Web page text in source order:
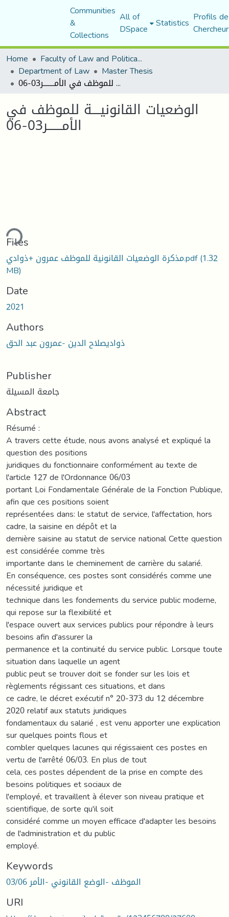
Communities
&
Collections
All of
DSpace Statistics Profils
Home
Faculty of Law and Political Science
Department of Law Master Thesis
الوضعیات القانونیــــة للموظف في الأمـــــــر03-06
الوضعیات القانونیــــة للموظف في
الأمـــــــر03-06
Files
مذكرة الوضعيات القانونية للموظف عمرون +ذوادي.pdf(1.32
MB)
Date
2021
Authors
ذواديصلاح الدین -عمرون عبد الحق
Publisher
جامعة المسيلة
Abstract
Résumé :
A travers cette étude, nous avons analysé et expliqué la
question des positions
juridiques du fonctionnaire conformément au texte de
l'article 127 de l'Ordonnance 06/03
portant Loi Fondamentale Générale de la Fonction Publique,
afin que ces positions soient
représentées dans: le statut de service, l'affectation, hors
cadre, la saisine en dépôt et la
dernière saisine au statut de service national Cette question
est considérée comme très
importante dans le cheminement de carrière du salarié.
En conséquence, ces postes sont considérés comme une
nécessité juridique et
technique dans les fondements du service public moderne,
qui repose sur la flexibilité et
l'espace ouvert aux services publics pour répondre à leurs
besoins afin d'assurer la
permanence et la continuité du service public. Lorsque toute
situation dans laquelle un agent
public peut se trouver doit se fonder sur les lois et
règlements régissant ces situations, et dans
ce cadre, le décret exécutif n° 20-373 du 12 décembre
2020 relatif aux statuts juridiques
fondamentaux du salarié , est venu apporter une explication
sur quelques points flous et
combler quelques lacunes qui régissaient ces postes en
vertu de l'arrêté 06/03. En plus de tout
cela, ces postes dépendent de la prise en compte des
besoins politiques et sociaux de
l'employé, et travaillent à élever son niveau pratique et
scientifique, de sorte qu'il soit
considéré comme un moyen efficace d'adapter les besoins
de l'administration et du public
employé.
Keywords
الموظف -الوضع القانوني -الأمر 03/06
URI